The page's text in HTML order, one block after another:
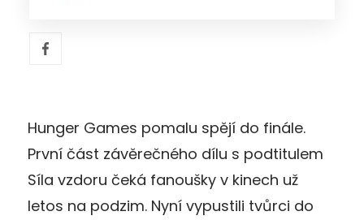
Hunger Games pomalu spějí do finále.
První část závěrečného dílu s podtitulem
Síla vzdoru čeká fanoušky v kinech už
letos na podzim. Nyní vypustili tvůrci do